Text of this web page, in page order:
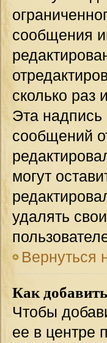
сообщения
сколько раз
Эта
сообщений
могут
удалять
Вернуться
Как
Чтобы
ее в центре